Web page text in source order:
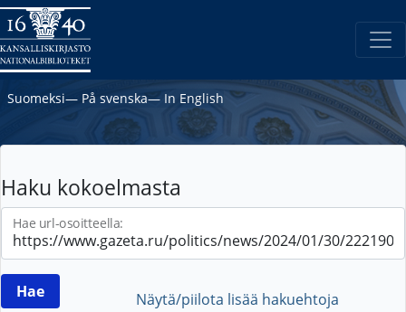
Suomeksi― På svenska― In English
Haku kokoelmasta
Hae url-osoitteella:
Näytä/piilota lisää hakuehtoja